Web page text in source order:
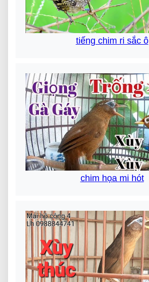
tiếng chim ri sắc ô
chim họa mi hót